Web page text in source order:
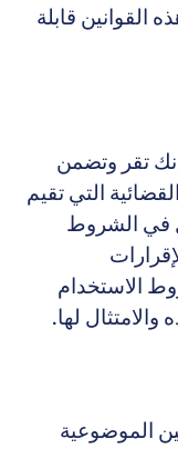
قابلة
تقر وتضمن
التي تقيم
الشروط
لها.